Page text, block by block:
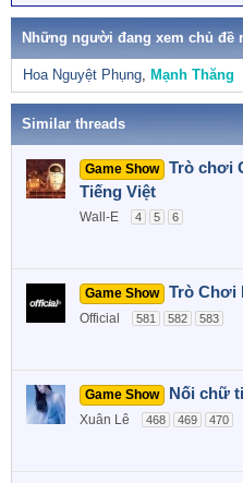
ừ
k
Những người đang xem chủ đề
Hoa Nguyệt Phụng Mạnh Thăng
Similar threads
Game Show
Trò chơi
Tiếng Việt
Wall-E 4 5 6
Game Show Trò Chơi
Official 581 582 583
Game Show Nối chữ
Xuân Lê 468 469 470